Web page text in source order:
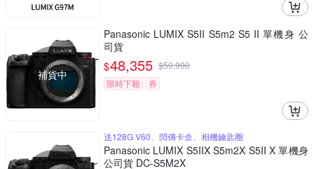
補貨中
Panasonic LUMIX S5II S5m2 S5 II 單機身 公
司貨
$48,355 $50,900
限時下殺
券
送128G V60、閃傳卡盒、相機鑰匙圈
Panasonic LUMIX S5IIX S5m2X S5II X 單機身
公司貨 DC-S5M2X